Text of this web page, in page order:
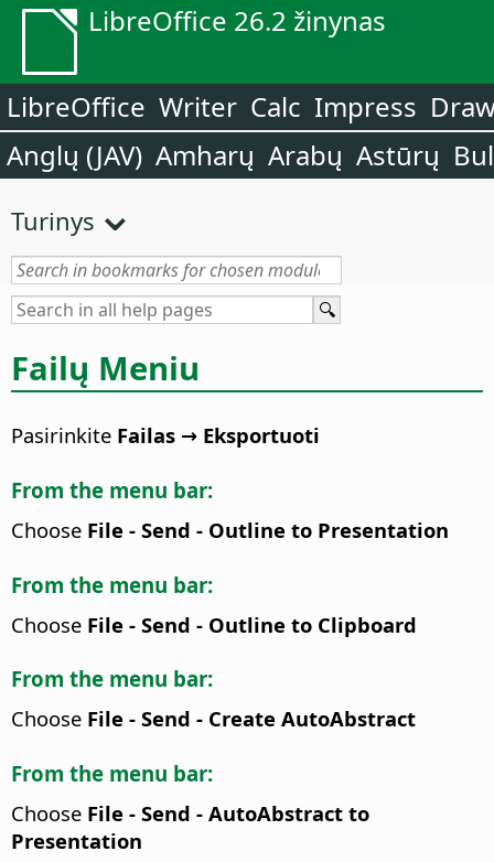
LibreOffice 26.2 žinynas
LibreOffice Writer Calc Impress
Anglų (JAV) Amharų Arabų Astūrų
Turinys
Failų Meniu
Pasirinkite Failas → Eksportuoti
From the menu bar:
Choose File - Send - Outline to Presentation
From the menu bar:
Choose File - Send - Outline to Clipboard
From the menu bar:
Choose File - Send - Create AutoAbstract
From the menu bar:
Choose File - Send - AutoAbstract to
Presentation